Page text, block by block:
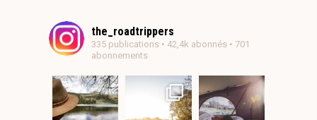
the_roadtrippers
335 publications • 42,4k abonnés • 701
abonnements